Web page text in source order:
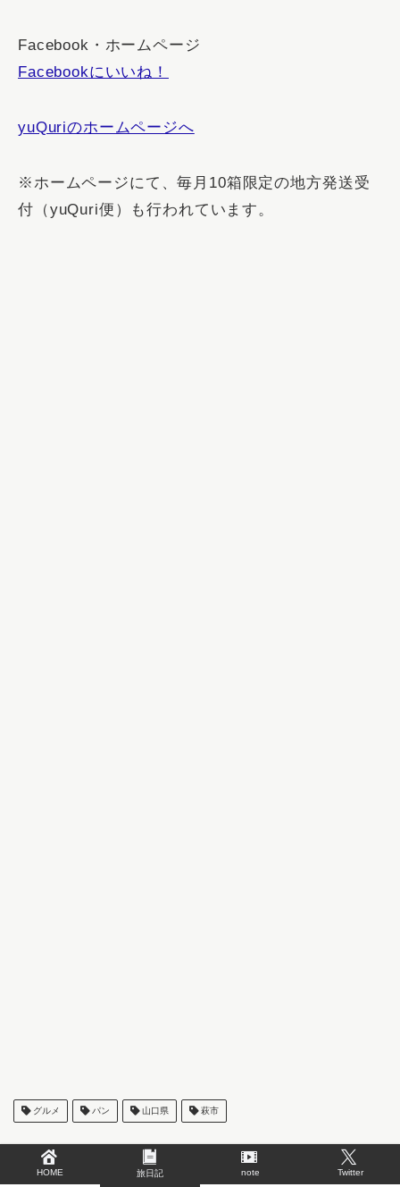
Facebook・ホームページ
Facebookにいいね！
yuQuriのホームページへ
※ホームページにて、毎月10箱限定の地方発送受
付（yuQuri便）も行われています。
グルメ パン 山口県 萩市
ABOUT ME
HOME 旅日記 note Twitter